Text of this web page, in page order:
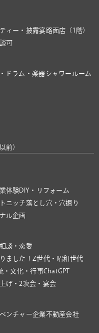
ィー・披露宴路面店（1階）
可
ドラム・楽器シャワールーム
前）
体験 DIY・リフォーム
ニッチ落とし穴・穴掘り
ル企画
談・恋愛
ました！ Z世代・昭和世代
・文化・行事ChatGPT
げ・2次会・宴会
ベンチャー企業不動産会社